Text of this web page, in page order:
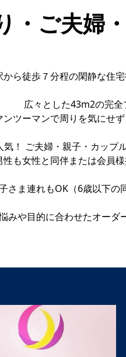
・ご夫婦
から徒歩７分程の閑静な住
広々とした43m2の完
ンツーマンで周りを気にせ
気！ ご夫婦・親子・カップ
性も女性と同伴または会員
さま連れもOK（6歳以下
みや目的に合わせたオー